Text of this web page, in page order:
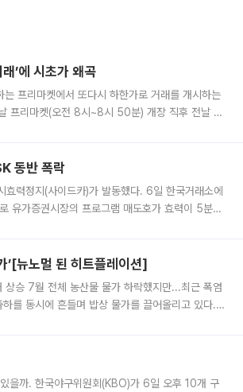
’에 시초가 왜곡
프리마켓에서 또다시 하한가로 거래를 개시하는
프리마켓(오전 8시~8시 50분) 개장 직후 전날 정
동반 폭락
력정지(사이드카)가 발동했다. 6일 한국거래소에
유가증권시장의 프로그램 매도호가 효력이 5분간
’[뉴노멀 된 히트플레이션]
승 7월 전체 농산물 물가 하락했지만...최근 폭염
를 동시에 흔들며 밥상 물가를 끌어올리고 있다.
을까. 한국야구위원회(KBO)가 6일 오후 10개 구